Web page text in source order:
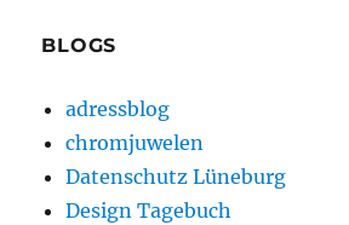
BLOGS
adressblog
chromjuwelen
Datenschutz Lüneburg
Design Tagebuch